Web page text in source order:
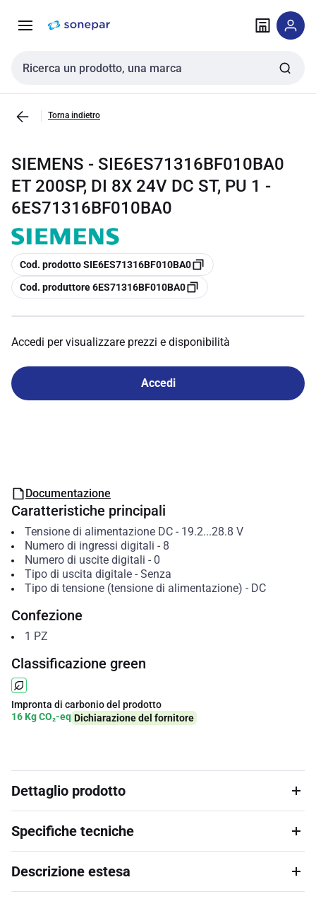
navigazione alla
Cerca input
Torna indietro
SIEMENS - SIE6ES71316BF010BA0
ET 200SP, DI 8X 24V DC ST, PU 1 -
6ES71316BF010BA0
copia
Cod. prodotto SIE6ES71316BF010BA0
copia
Cod. produttore 6ES71316BF010BA0
Accedi per visualizzare prezzi e disponibilità
Accedi
Documentazione
Caratteristiche principali
Tensione di alimentazione DC- 19.2...28.8 V
Numero di ingressi digitali - 8
Numero di uscite digitali - 0
Tipo di uscita digitale- Senza
Tipo di tensione (tensione di alimentazione) - DC
Confezione
1 PZ
Classificazione green
Impronta di carbonio del prodotto
16 Kg CO₂-eq Dichiarazione del fornitore
Dettaglio prodotto
Specifiche tecniche
Descrizione estesa